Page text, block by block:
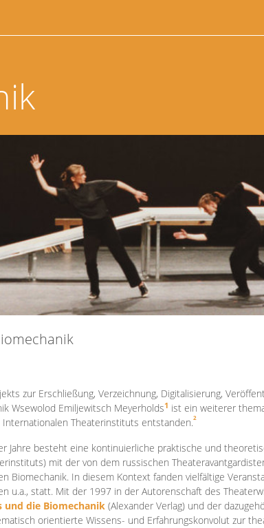
zur Erschließung, Verzeichnung, Digitalisierung,
Wsewolod Emiljewitsch Meyerholds1 ist ein weiterer
Internationalen Theaterinstituts entstanden.2
Jahre besteht eine kontinuierliche praktische und
mit der von dem russischen
Biomechanik. In diesem Kontext fanden vielfältige
u.a., statt. Mit der 1997 in der Autorenschaft des
und die Biomechanik (Alexander Verlag) und der
orientierte Wissens- und Erfahrungskonvolut zur